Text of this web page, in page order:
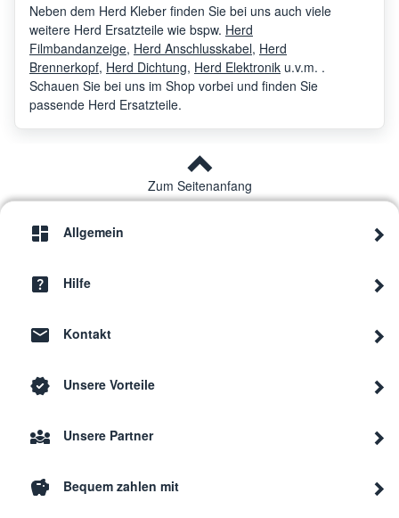
Neben dem Herd Kleber finden Sie bei uns auch viele
weitere Herd Ersatzteile wie bspw. Herd
Filmbandanzeige, Herd Anschlusskabel, Herd
Brennerkopf, Herd Dichtung, Herd Elektronik u.v.m. .
Schauen Sie bei uns im Shop vorbei und finden Sie
passende Herd Ersatzteile.
Zum Seitenanfang
Allgemein
Hilfe
Kontakt
Unsere Vorteile
Unsere Partner
Bequem zahlen mit